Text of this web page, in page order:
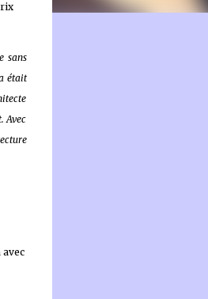
sans
était
Avec